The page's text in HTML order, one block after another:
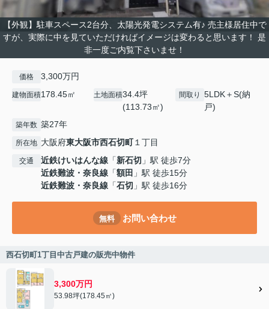
【外観】駐車スペース2台分、太陽光発電システム有♪ 売主様居住中で
すが、実際に中を見ていただければイメージは変わると思います！ 是
非一度ご内覧下さいませ！
価格 3,300万円
建物面積178.45㎡ 土地面積34.4坪
(113.73㎡)
間取り
5LDK＋S(納
戸)
築年数 築27年
所在地 大阪府東大阪市西石切町１丁目
交通 近鉄けいはんな線 「新石切 」駅 徒歩7分
近鉄難波・奈良線 「額田 」駅 徒歩15分
近鉄難波・奈良線 「石切 」駅 徒歩16分
無料 お問い合わせ
西石切町1丁目中古戸建の販売中物件
3,300万円
53.98坪(178.45㎡)